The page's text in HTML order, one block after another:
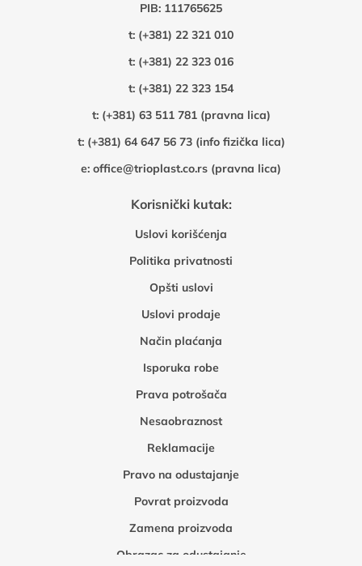
PIB: 111765625
t: (+381) 22 321 010
t: (+381) 22 323 016
t: (+381) 22 323 154
t: (+381) 63 511 781 (pravna lica)
t: (+381) 64 647 56 73 (info fizička lica)
e: office@trioplast.co.rs (pravna lica)
Korisnički kutak:
Uslovi korišćenja
Politika privatnosti
Opšti uslovi
Uslovi prodaje
Način plaćanja
Isporuka robe
Prava potrošača
Nesaobraznost
Reklamacije
Pravo na odustajanje
Povrat proizvoda
Zamena proizvoda
Obrazac za odustajanje